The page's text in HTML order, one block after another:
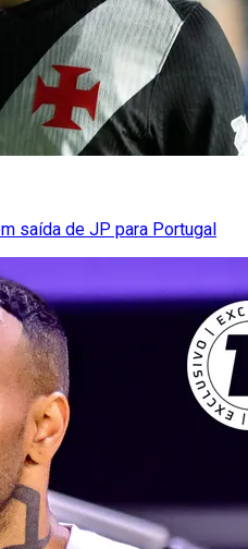
saída de JP para Portugal